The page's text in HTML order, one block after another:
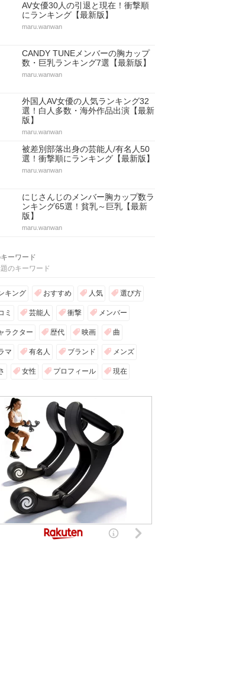
AV女優30人の引退と現在！衝撃順
にランキング【最新版】
maru.wanwan
CANDY TUNEメンバーの胸カップ
数・巨乳ランキング7選【最新版】
maru.wanwan
外国人AV女優の人気ランキング32
選！白人多数・海外作品出演【最新
版】
maru.wanwan
被差別部落出身の芸能人/有名人50
選！衝撃順にランキング【最新版】
maru.wanwan
にじさんじのメンバー胸カップ数ラ
ンキング65選！貧乳～巨乳【最新
版】
maru.wanwan
ーワード
のキーワード
キング おすすめ 人気 選び方
ミ 芸能人 衝撃 メンバー
ラクター 歴代 映画 曲
マ 有名人 ブランド メンズ
女性 プロフィール 現在